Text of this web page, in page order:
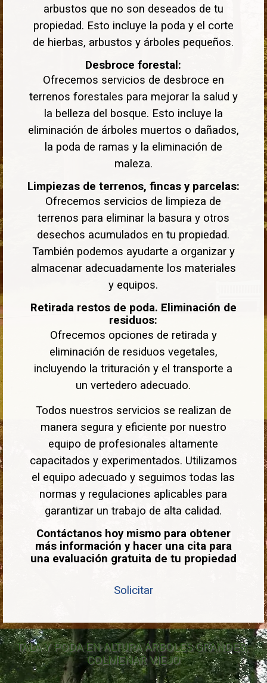
arbustos que no son deseados de tu
propiedad. Esto incluye la poda y el corte
de hierbas, arbustos y árboles pequeños.
Desbroce forestal:
Ofrecemos servicios de desbroce en
terrenos forestales para mejorar la salud y
la belleza del bosque. Esto incluye la
eliminación de árboles muertos o dañados,
la poda de ramas y la eliminación de
maleza.
Limpiezas de terrenos, fincas y parcelas:
Ofrecemos servicios de limpieza de
terrenos para eliminar la basura y otros
desechos acumulados en tu propiedad.
También podemos ayudarte a organizar y
almacenar adecuadamente los materiales
y equipos.
Retirada restos de poda. Eliminación de
residuos:
Ofrecemos opciones de retirada y
eliminación de residuos vegetales,
incluyendo la trituración y el transporte a
un vertedero adecuado.
Todos nuestros servicios se realizan de
manera segura y eficiente por nuestro
equipo de profesionales altamente
capacitados y experimentados. Utilizamos
el equipo adecuado y seguimos todas las
normas y regulaciones aplicables para
garantizar un trabajo de alta calidad.
Contáctanos hoy mismo para obtener
más información y hacer una cita para
una evaluación gratuita de tu propiedad
Solicitar
TALA Y PODA EN ALTURA ÁRBOLES GRANDES,
COLMENAR VIEJO